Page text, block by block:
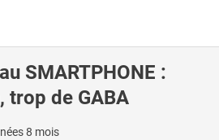
SMARTPHONE :
trop de GABA
8 mois